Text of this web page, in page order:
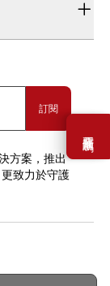
需要幫助嗎？
訂閱
方案，推出
致力於守護